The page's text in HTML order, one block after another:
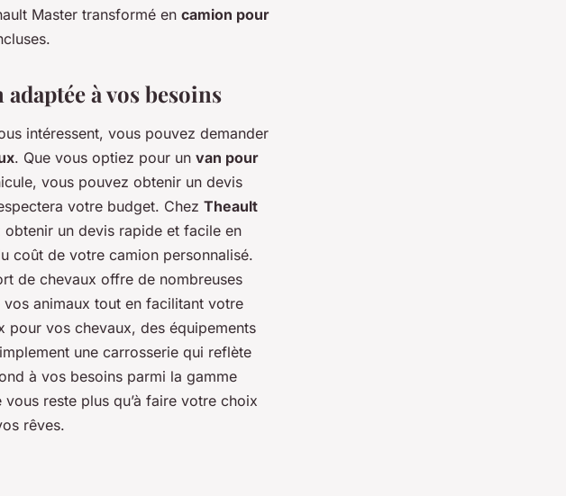
Master transformé en camion pour
à vos besoins
intéressent, vous pouvez demander
. Que vous optiez pour un van pour
vous pouvez obtenir un devis
votre budget. Chez Theault
un devis rapide et facile en
coût de votre camion personnalisé.
de chevaux offre de nombreuses
animaux tout en facilitant votre
pour vos chevaux, des équipements
une carrosserie qui reflète
à vos besoins parmi la gamme
vous reste plus qu’à faire votre choix
rêves.